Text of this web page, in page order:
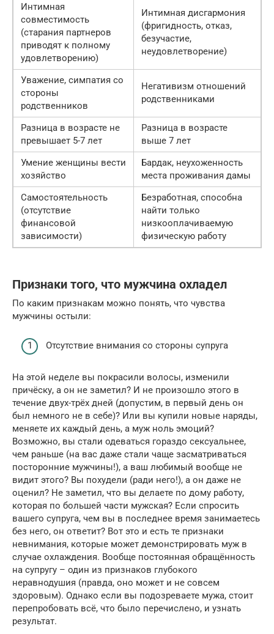
Интимная
совместимость
(старания партнеров
приводят к полному
удовлетворению)
Интимная дисгармония
(фригидность, отказ,
безучастие,
неудовлетворение)
Уважение, симпатия со
стороны
родственников
Негативизм отношений
родственниками
Разница в возрасте не
превышает 5-7 лет
Разница в возрасте
выше 7 лет
Умение женщины вести
хозяйство
Бардак, неухоженность
места проживания дамы
Самостоятельность
(отсутствие
финансовой
зависимости)
Безработная, способна
найти только
низкооплачиваемую
физическую работу
Признаки того, что мужчина охладел
По каким признакам можно понять, что чувства
мужчины остыли:
Отсутствие внимания со стороны супруга
На этой неделе вы покрасили волосы, изменили
причёску, а он не заметил? И не произошло этого в
течение двух-трёх дней (допустим, в первый день он
был немного не в себе)? Или вы купили новые наряды,
меняете их каждый день, а муж ноль эмоций?
Возможно, вы стали одеваться гораздо сексуальнее,
чем раньше (на вас даже стали чаще засматриваться
посторонние мужчины!), а ваш любимый вообще не
видит этого? Вы похудели (ради него!), а он даже не
оценил? Не заметил, что вы делаете по дому работу,
которая по большей части мужская? Если спросить
вашего супруга, чем вы в последнее время занимаетесь
без него, он ответит? Вот это и есть те признаки
невнимания, которые может демонстрировать муж в
случае охлаждения. Вообще постоянная обращённость
на супругу – один из признаков глубокого
неравнодушия (правда, оно может и не совсем
здоровым). Однако если вы подозреваете мужа, стоит
перепробовать всё, что было перечислено, и узнать
результат.